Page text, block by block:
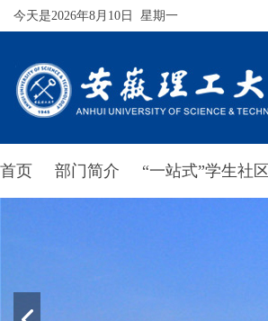
今天是2026年8月10日 星期一
首页 部门简介 “一站式”学生社区